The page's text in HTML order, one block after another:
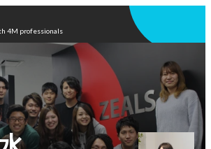
4M professionals